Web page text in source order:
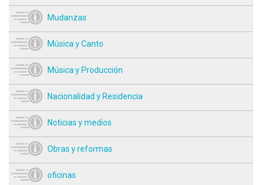
Mudanzas
Música y Canto
Música y Producción
Nacionalidad y Residencia
Noticias y medios
Obras y reformas
oficinas